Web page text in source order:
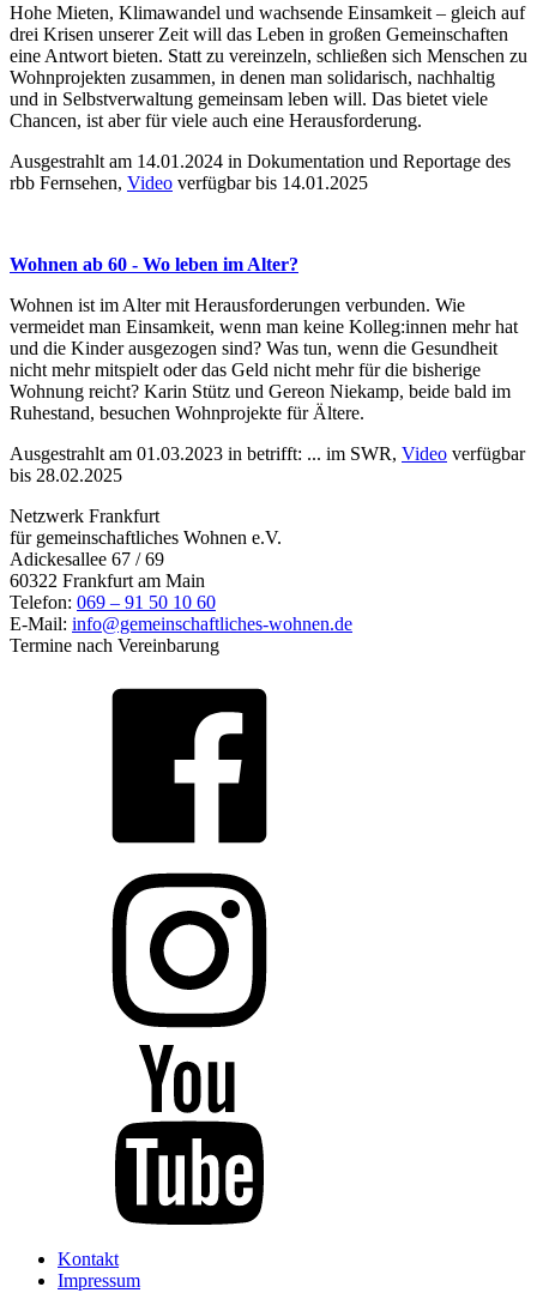
Hohe Mieten, Klimawandel und wachsende Einsamkeit – gleich auf
drei Krisen unserer Zeit will das Leben in großen Gemeinschaften
eine Antwort bieten. Statt zu vereinzeln, schließen sich Menschen zu
Wohnprojekten zusammen, in denen man solidarisch, nachhaltig
und in Selbstverwaltung gemeinsam leben will. Das bietet viele
Chancen, ist aber für viele auch eine Herausforderung.
Ausgestrahlt am 14.01.2024 in Dokumentation und Reportage des
rbb Fernsehen, Video verfügbar bis 14.01.2025
Wohnen ab 60 - Wo leben im Alter?
Wohnen ist im Alter mit Herausforderungen verbunden. Wie
vermeidet man Einsamkeit, wenn man keine Kolleg:innen mehr hat
und die Kinder ausgezogen sind? Was tun, wenn die Gesundheit
nicht mehr mitspielt oder das Geld nicht mehr für die bisherige
Wohnung reicht? Karin Stütz und Gereon Niekamp, beide bald im
Ruhestand, besuchen Wohnprojekte für Ältere.
Ausgestrahlt am 01.03.2023 in betrifft: ... im SWR, Video verfügbar
bis 28.02.2025
Netzwerk Frankfurt
für gemeinschaftliches Wohnen e.V.
Adickesallee 67 / 69
60322 Frankfurt am Main
Telefon: 069 – 91 50 10 60
E-Mail: info@gemeinschaftliches-wohnen.de
Termine nach Vereinbarung
Kontakt
Impressum